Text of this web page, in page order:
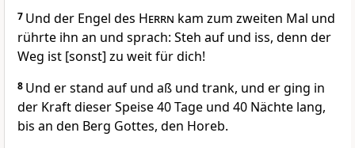
7 Und der Engel des Herrn kam zum zweiten Mal und
rührte ihn an und sprach: Steh auf und iss, denn der
Weg ist [sonst] zu weit für dich!
8 Und er stand auf und aß und trank, und er ging in
der Kraft dieser Speise 40 Tage und 40 Nächte lang,
bis an den Berg Gottes, den Horeb.